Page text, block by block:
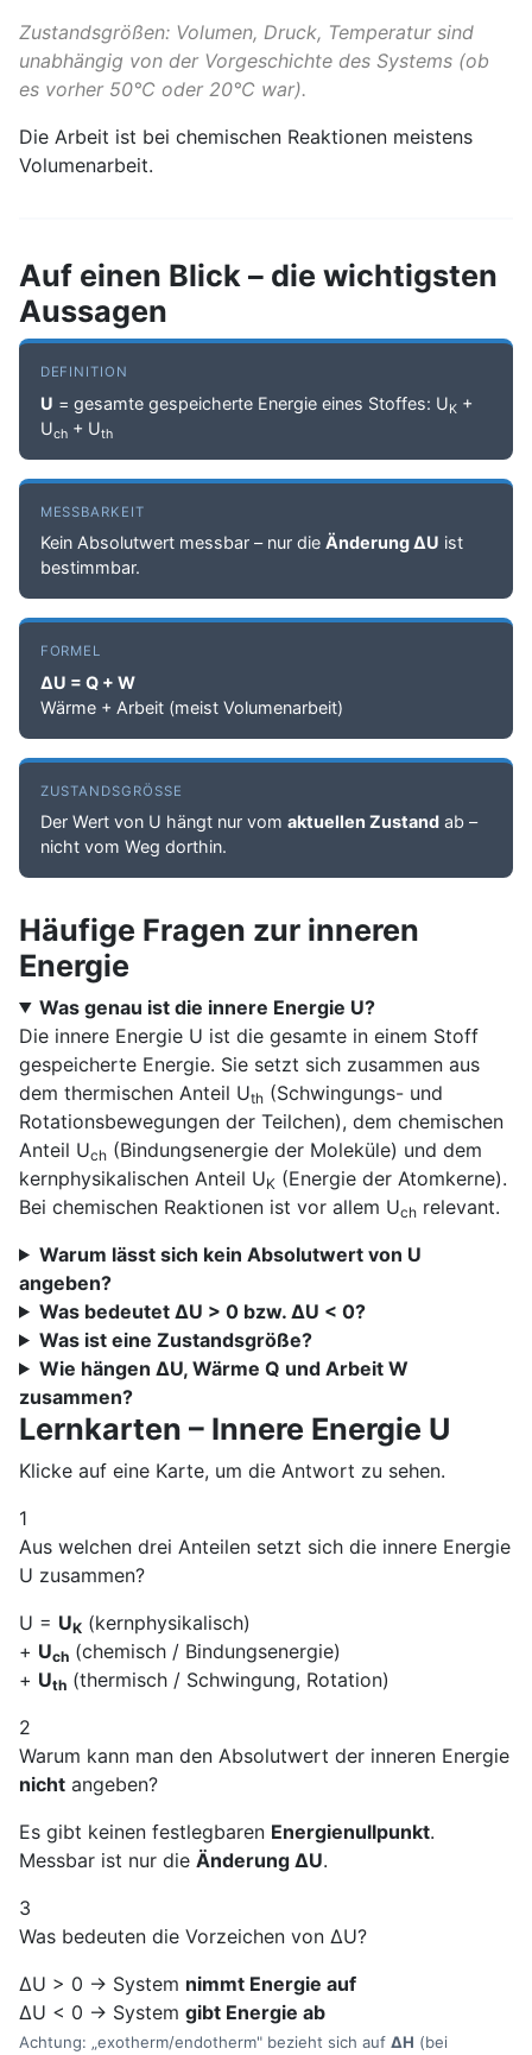
Zustandsgrößen: Volumen, Druck, Temperatur sind
unabhängig von der Vorgeschichte des Systems (ob
es vorher 50°C oder 20°C war).
Die Arbeit ist bei chemischen Reaktionen meistens
Volumenarbeit.
Auf einen Blick – die wichtigsten
Aussagen
DEFINITION
U = gesamte gespeicherte Energie eines Stoffes: UK+
Uch+ Uth
MESSBARKEIT
Kein Absolutwert messbar – nur die Änderung ΔU ist
bestimmbar.
FORMEL
ΔU = Q + W
Wärme + Arbeit (meist Volumenarbeit)
ZUSTANDSGRÖSSE
Der Wert von U hängt nur vom aktuellen Zustandab –
nicht vom Weg dorthin.
Häufige Fragen zur inneren
Energie
Was genau ist die innere Energie U?
Die innere Energie U ist die gesamte in einem Stoff
gespeicherte Energie. Sie setzt sich zusammen aus
dem thermischen Anteil Uth (Schwingungs- und
Rotationsbewegungen der Teilchen), dem chemischen
Anteil Uch (Bindungsenergie der Moleküle) und dem
kernphysikalischen Anteil UK (Energie der Atomkerne).
Bei chemischen Reaktionen ist vor allem Uch relevant.
Warum lässt sich kein Absolutwert von U
angeben?
Was bedeutet ΔU > 0 bzw. ΔU < 0?
Was ist eine Zustandsgröße?
Wie hängen ΔU, Wärme Q und Arbeit W
zusammen?
Lernkarten – Innere Energie U
Klicke auf eine Karte, um die Antwort zu sehen.
1
Aus welchen drei Anteilen setzt sich die innere Energie
U zusammen?
U = UK (kernphysikalisch)
+ Uch (chemisch / Bindungsenergie)
+ Uth (thermisch / Schwingung, Rotation)
2
Warum kann man den Absolutwert der inneren Energie
nicht angeben?
Es gibt keinen festlegbaren Energienullpunkt.
Messbar ist nur die Änderung ΔU.
3
Was bedeuten die Vorzeichen von ΔU?
ΔU > 0 → System nimmt Energie auf
ΔU < 0 → System gibt Energie ab
Achtung: „exotherm/endotherm" bezieht sich auf ΔH (bei